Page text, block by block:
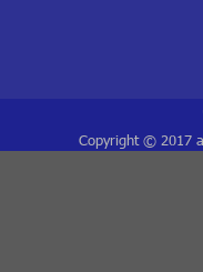
Copyright © 2017